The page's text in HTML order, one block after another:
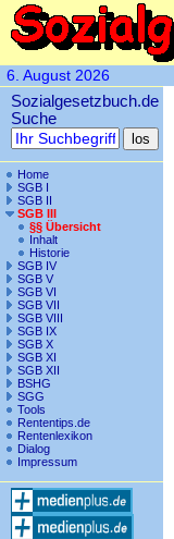
6. August 2026
Sozialgesetzbuch.de
Suche
Home
SGB I
SGB II
SGB III
§§ Übersicht
Inhalt
Historie
SGB IV
SGB V
SGB VI
SGB VII
SGB VIII
SGB IX
SGB X
SGB XI
SGB XII
BSHG
SGG
Tools
Rententips.de
Rentenlexikon
Dialog
Impressum